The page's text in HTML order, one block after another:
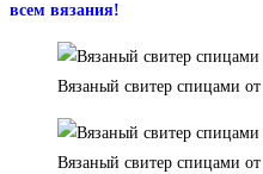
всем вязания!
Вязаный свитер спицами
Вязаный свитер спицами